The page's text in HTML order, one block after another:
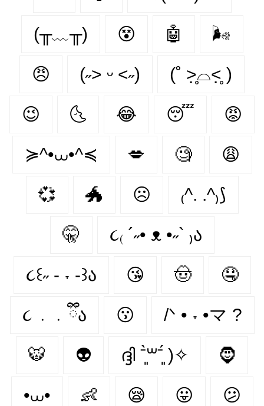
(╥﹏╥) 😵‍ 🤖 🌬
😠 (˶˃ ᵕ ˂˶) (˚ ˃̣̣̥⌓˂̣̣̥ )
😉 🌜 😂 😴 😡
≽^•⩊•^≼ 💋 🧐 😩
💞 🐲 ☹ ₍^. .^₎⟆
🤫 ૮₍ ´˶• ᴥ •˶` ₎ა
૮꒰˶ - ˕ -꒱ა 😘 🤠 🤤
૮ ․ ․ ྀིა 😗 /ᐠ • ˕ •マ ?
🐯 👽 ദ്ദി ˉ͈̀꒳ˉ͈́ )✧ 🧔
•⩊• 👶 😪 😛 😕